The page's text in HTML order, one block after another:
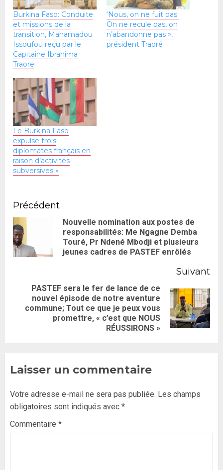
Burkina Faso: Conduite
et missions de la
transition, Mahamadou
Issoufou reçu par le
Capitaine Ibrahima
Traore
‘Nous, on ne fuit pas.
On ne recule pas, on
n’abandonne pas »,
président Traoré
Le Burkina Faso
expulse trois
diplomates français en
raison d’activités
subversives »
Précédent
Nouvelle nomination aux postes de
responsabilités: Me Ngagne Demba
Touré, Pr Ndené Mbodji et plusieurs
jeunes cadres de PASTEF enrôlés
Suivant
PASTEF sera le fer de lance de ce
nouvel épisode de notre aventure
commune; Tout ce que je peux vous
promettre, « c’est que NOUS
RÉUSSIRONS »
Laisser un commentaire
Votre adresse e-mail ne sera pas publiée. Les champs
obligatoires sont indiqués avec *
Commentaire *